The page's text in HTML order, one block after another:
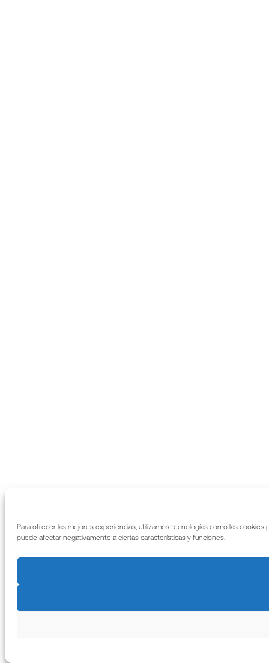
Para ofrecer las mejores experiencias, utilizamos tecnologías como las
puede afectar negativamente a ciertas características y funciones.